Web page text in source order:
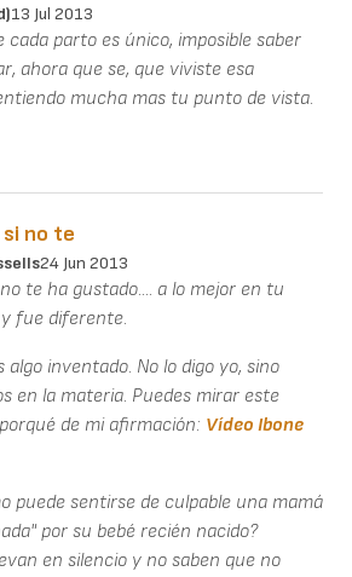
13 Jul 2013
cada parto es único, imposible saber
ahora que se, que viviste esa
mucha mas tu punto de vista.
si no te
24 Jun 2013
te ha gustado.... a lo mejor en tu
fue diferente.
inventado. No lo digo yo, sino
en la materia. Puedes mirar este
de mi afirmación: Vídeo Ibone
puede sentirse de culpable una mamá
por su bebé recién nacido?
en silencio y no saben que no